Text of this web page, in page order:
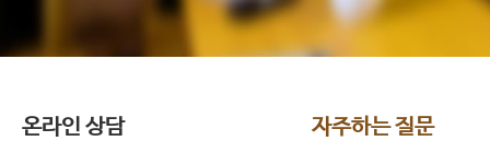
온라인 상담 자주하는 질문